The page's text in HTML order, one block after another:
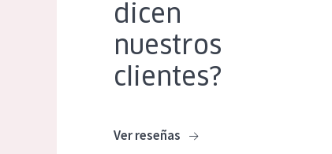
dicen
nuestros
clientes?
Ver reseñas